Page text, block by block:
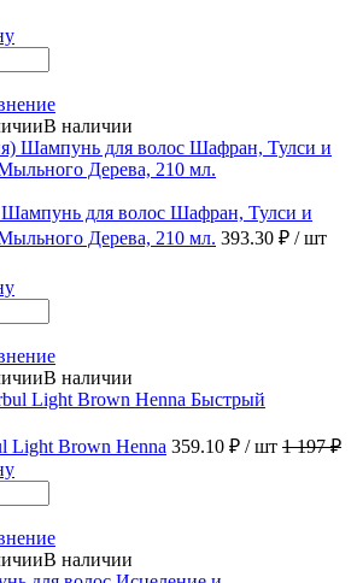
В наличии
для волос Шафран, Тулси и
Дерева, 210 мл. 393.30 ₽ / шт
В наличии
Быстрый
Light Brown Henna 359.10 ₽ / шт 1 197 ₽
В наличии